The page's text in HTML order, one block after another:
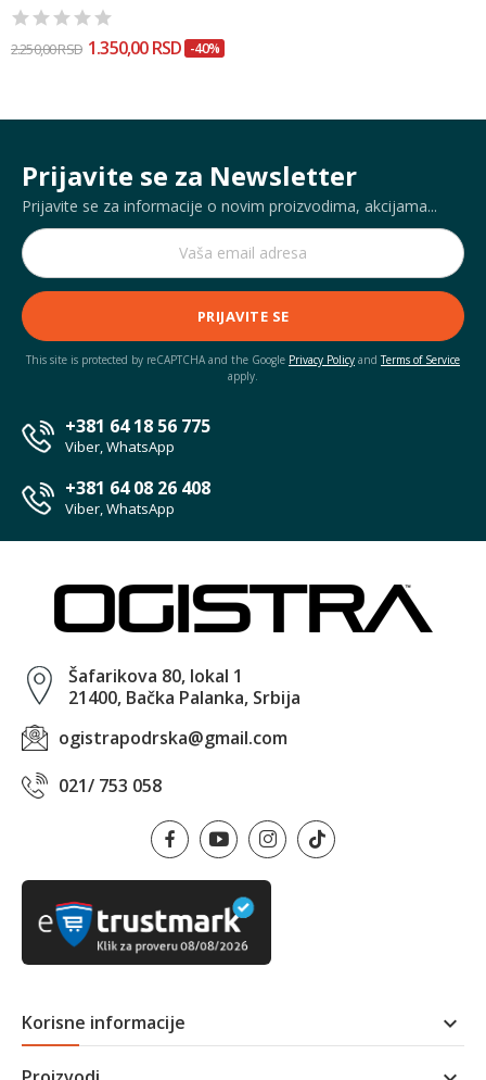
2.250,00 RSD 1.350,00 RSD -40%
Prijavite se za Newsletter
Prijavite se za informacije o novim proizvodima, akcijama...
PRIJAVITE SE
This site is protected by reCAPTCHA and the Google Privacy Policy andTerms of Service
apply.
+381 64 18 56 775
Viber, WhatsApp
+381 64 08 26 408
Viber, WhatsApp
Šafarikova 80, lokal 1
21400, Bačka Palanka, Srbija
ogistrapodrska@gmail.com
021/ 753 058
Korisne informacije 